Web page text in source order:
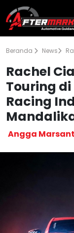
Beranda News
Rachel
Touring di
Racing
Angga